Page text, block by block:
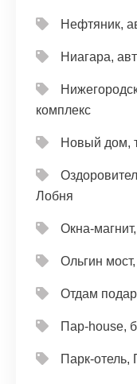
Нефтяник,
Ниагара,
комплекс
Новый дом,
Лобня
Окна-
Ольгин
Отдам
Пар-house,
Парк-отель,